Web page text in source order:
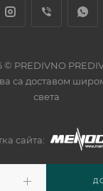
© PREDIVNO
са доставом
света
сайта: